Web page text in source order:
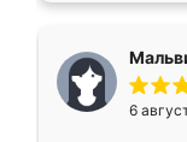
меньше,
Мне
мебели буду
6